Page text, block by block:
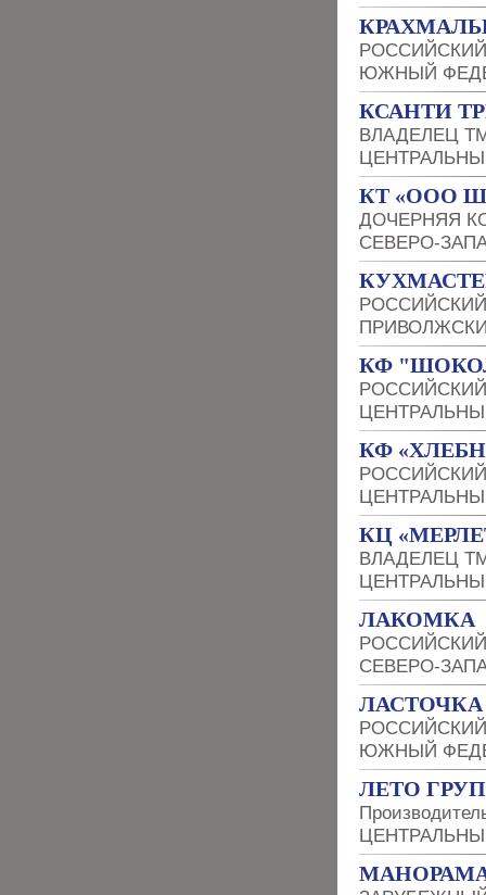
ЮЖНЫЙ
КСАНТИ
ВЛАДЕЛЕЦ
КТ «ООО
ДОЧЕРНЯЯ
СЕВЕРО-
КФ
КФ
КЦ
ВЛАДЕЛЕЦ
ЛАКОМКА
СЕВЕРО-
ЛАСТОЧКА
ЮЖНЫЙ
ЛЕТО